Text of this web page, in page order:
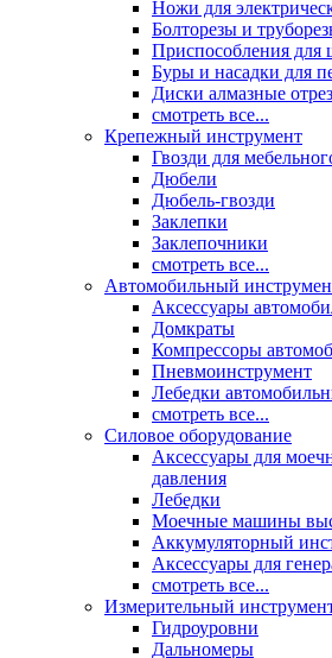
Ножи для
Болторезы и
Приспособления для
Буры и насадки для
Диски алмазные
смотреть все...
Крепежный инструмент
Гвозди для
Дюбели
Дюбель-гвозди
Заклепки
Заклепочники
смотреть все...
Автомобильный
Аксессуары
Домкраты
Компрессоры
Пневмоинструмент
Лебедки
смотреть все...
Силовое оборудование
Аксессуары для
давления
Лебедки
Моечные машины
Аккумуляторный
Аксессуары для
смотреть все...
Измерительный
Гидроуровни
Дальномеры